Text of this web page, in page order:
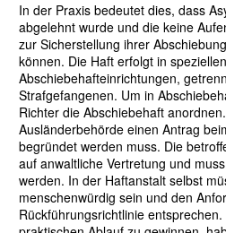
In der Praxis bedeutet dies, dass
abgelehnt wurde und die keine
zur Sicherstellung ihrer
können. Die Haft erfolgt in speziellen
Abschiebehafteinrichtungen,
Strafgefangenen. Um in
Richter die Abschiebehaft
Ausländerbehörde einen Antrag
begründet werden muss. Die
auf anwaltliche Vertretung und
werden. In der Haftanstalt selbst
menschenwürdig sein und den
Rückführungsrichtlinie